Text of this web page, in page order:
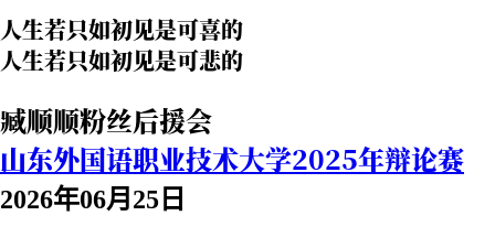
人生若只如初见是可喜的
人生若只如初见是可悲的
臧顺顺粉丝后援会
山东外国语职业技术大学2025年辩论赛
2026年06月25日